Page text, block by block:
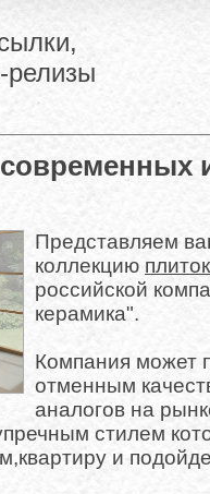
релизы
Представляем
коллекцию
российской
керамика".
Компания может
отменным
аналогов на
стилем
и